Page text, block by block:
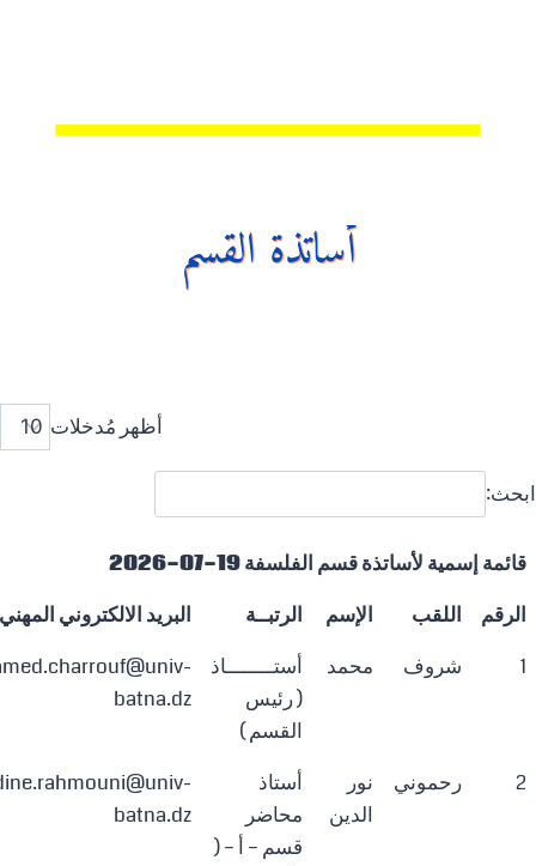
أساتذة القسم
أظهر مُدخلات
ابحث:
قائمة إسمية لأساتذة قسم الفلسفة 19-07-2026
الرقم
اللقب الإسم الرتبــة
البريد الالكتروني المهني
1
شروف محمد
أستــــــــاذ
( رئيس
القسم )
batna.dz
2 رحموني
نور
الدين
أستاذ
محاضر
قسم – أ – (
batna.dz